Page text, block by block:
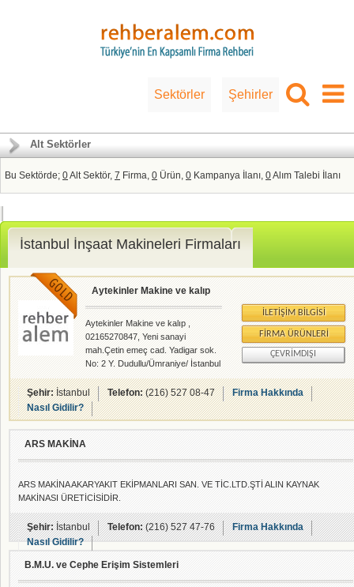
Sektörler Şehirler
Alt Sektörler
Bu Sektörde; 0Alt Sektör, 7 Firma, 0 Ürün, 0 Kampanya İlanı, 0Alım Talebi İlanı
İstanbul İnşaat Makineleri Firmaları
Aytekinler Makine ve kalıp
Aytekinler Makine ve kalıp ,
02165270847, Yeni sanayi
mah.Çetin emeç cad. Yadigar sok.
No: 2 Y. Dudullu/Ümraniye/ İstanbul
Ümraniye / İstanbul , İnşaat
Makineleri - rehberalem.com
alanlarında faliyet gösteren
firmamızdır.
İLETIŞIM BILGISI
FIRMA ÜRÜNLERI
ÇEVRIMDIŞI
Şehir:İstanbul Telefon:(216) 527 08-47
Firma Hakkında
Nasıl Gidilir?
ARS MAKİNA
ARS MAKİNA AKARYAKIT EKİPMANLARI SAN. VE TİC.LTD.ŞTİ ALIN KAYNAK
MAKİNASI ÜRETİCİSİDİR.
Şehir:İstanbul Telefon:(216) 527 47-76
Firma Hakkında
Nasıl Gidilir?
B.M.U. ve Cephe Erişim Sistemleri